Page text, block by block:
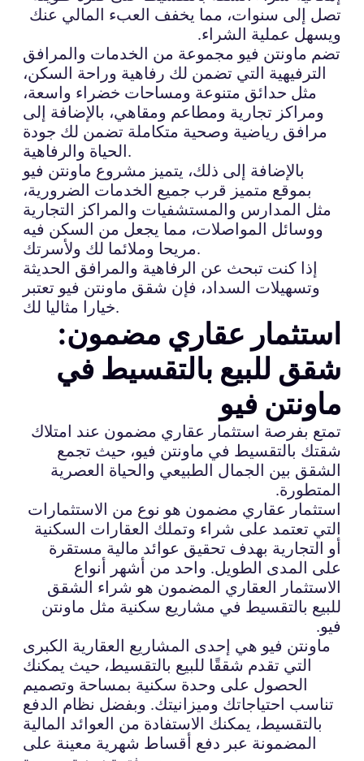
تصل إلى سنوات، مما يخفف العبء المالي عنك
ويسهل عملية الشراء.
تضم ماونتن فيو مجموعة من الخدمات والمرافق
الترفيهية التي تضمن لك رفاهية وراحة السكن،
مثل حدائق متنوعة ومساحات خضراء واسعة،
ومراكز تجارية ومطاعم ومقاهي، بالإضافة إلى
مرافق رياضية وصحية متكاملة تضمن لك جودة
الحياة والرفاهية.
بالإضافة إلى ذلك، يتميز مشروع ماونتن فيو
بموقع متميز قرب جميع الخدمات الضرورية،
مثل المدارس والمستشفيات والمراكز التجارية
ووسائل المواصلات، مما يجعل من السكن فيه
مريحا وملائما لك ولأسرتك.
إذا كنت تبحث عن الرفاهية والمرافق الحديثة
وتسهيلات السداد، فإن شقق ماونتن فيو تعتبر
خيارا مثاليا لك.
استثمار عقاري مضمون:
شقق للبيع بالتقسيط في
ماونتن فيو
تمتع بفرصة استثمار عقاري مضمون عند امتلاك
شقتك بالتقسيط في ماونتن فيو، حيث تجمع
الشقق بين الجمال الطبيعي والحياة العصرية
المتطورة.
استثمار عقاري مضمون هو نوع من الاستثمارات
التي تعتمد على شراء وتملك العقارات السكنية
أو التجارية بهدف تحقيق عوائد مالية مستقرة
على المدى الطويل. واحد من أشهر أنواع
الاستثمار العقاري المضمون هو شراء الشقق
للبيع بالتقسيط في مشاريع سكنية مثل ماونتن
فيو.
ماونتن فيو هي إحدى المشاريع العقارية الكبرى
التي تقدم شققًا للبيع بالتقسيط، حيث يمكنك
الحصول على وحدة سكنية بمساحة وتصميم
تناسب احتياجاتك وميزانيتك. وبفضل نظام الدفع
بالتقسيط، يمكنك الاستفادة من العوائد المالية
المضمونة عبر دفع أقساط شهرية معينة على